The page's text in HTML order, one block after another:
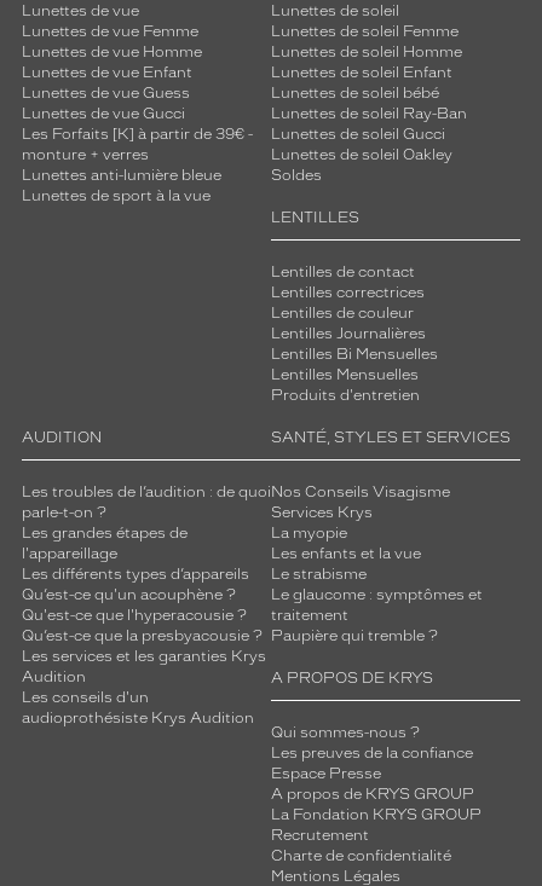
Lunettes de vue
Lunettes de vue Femme
Lunettes de vue Homme
Lunettes de vue Enfant
Lunettes de vue Guess
Lunettes de vue Gucci
Les Forfaits [K] à partir de 39€ -
monture + verres
Lunettes anti-lumière bleue
Lunettes de sport à la vue
Lunettes de soleil
Lunettes de soleil Femme
Lunettes de soleil Homme
Lunettes de soleil Enfant
Lunettes de soleil bébé
Lunettes de soleil Ray-Ban
Lunettes de soleil Gucci
Lunettes de soleil Oakley
Soldes
LENTILLES
Lentilles de contact
Lentilles correctrices
Lentilles de couleur
Lentilles Journalières
Lentilles Bi Mensuelles
Lentilles Mensuelles
Produits d'entretien
AUDITION
Les troubles de l’audition : de quoi
parle-t-on ?
Les grandes étapes de
l'appareillage
Les différents types d’appareils
Qu’est-ce qu'un acouphène ?
Qu'est-ce que l'hyperacousie ?
Qu’est-ce que la presbyacousie ?
Les services et les garanties Krys
Audition
Les conseils d'un
audioprothésiste Krys Audition
SANTÉ, STYLES ET SERVICES
Nos Conseils Visagisme
Services Krys
La myopie
Les enfants et la vue
Le strabisme
Le glaucome : symptômes et
traitement
Paupière qui tremble ?
A PROPOS DE KRYS
Qui sommes-nous ?
Les preuves de la confiance
Espace Presse
A propos de KRYS GROUP
La Fondation KRYS GROUP
Recrutement
Charte de confidentialité
Mentions Légales